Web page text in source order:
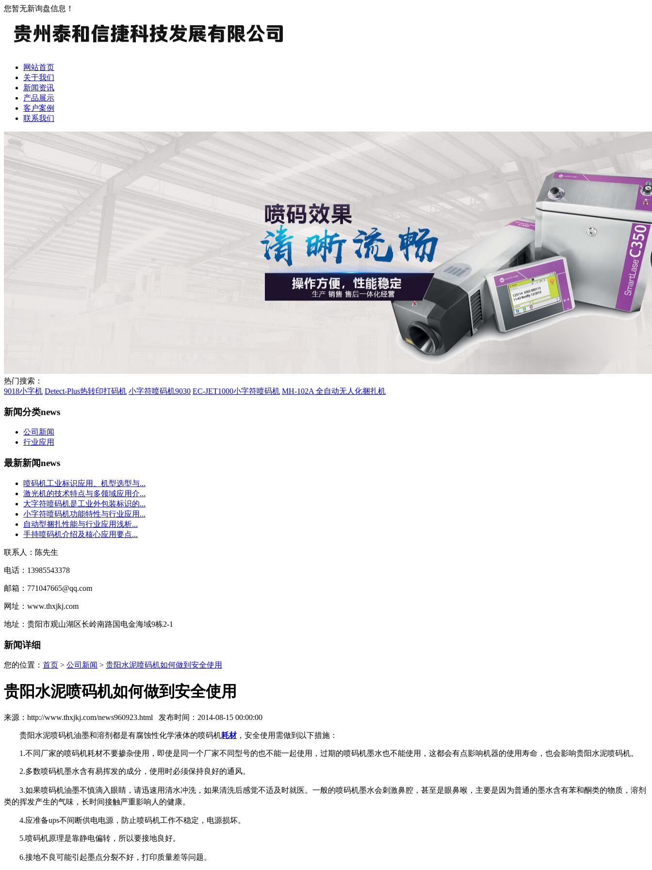
您暂无新询盘信息！
网站首页
关于我们
新闻资讯
产品展示
客户案例
联系我们
热门搜索：
9018小字机 Detect-Plus热转印打码机 小字符喷码机9030 EC-JET1000小字符喷码机 MH-102A 全自动无人化捆扎机
新闻分类news
公司新闻
行业应用
最新新闻news
喷码机工业标识应用、机型选型与...
激光机的技术特点与多领域应用介...
大字符喷码机是工业外包装标识的...
小字符喷码机功能特性与行业应用...
自动型捆扎性能与行业应用浅析...
手持喷码机介绍及核心应用要点...
联系人：陈先生
电话：13985543378
邮箱：771047665@qq.com
网址：www.thxjkj.com
地址：贵阳市观山湖区长岭南路国电金海域9栋2-1
新闻详细
您的位置： 首页 > 公司新闻 > 贵阳水泥喷码机如何做到安全使用
贵阳水泥喷码机如何做到安全使用
来源：http://www.thxjkj.com/news960923.html 发布时间：2014-08-15 00:00:00
贵阳水泥喷码机油墨和溶剂都是有腐蚀性化学液体的喷码机耗材，安全使用需做到以下措施：
1.不同厂家的喷码机耗材不要掺杂使用，即使是同一个厂家不同型号的也不能一起使用，过期的喷码机墨水也不能使用，这都会有点影响机器的使用寿命，也会影响贵阳水泥喷码机。
2.多数喷码机墨水含有易挥发的成分，使用时必须保持良好的通风。
3.如果喷码机油墨不慎滴入眼睛，请迅速用清水冲洗，如果清洗后感觉不适及时就医。一般的喷码机墨水会刺激鼻腔，甚至是眼鼻喉，主要是因为普通的墨水含有苯和酮类的物质，溶剂
类的挥发产生的气味，长时间接触严重影响人的健康。
4.应准备ups不间断供电电源，防止喷码机工作不稳定，电源损坏。
5.喷码机原理是靠静电偏转，所以要接地良好。
6.接地不良可能引起墨点分裂不好，打印质量差等问题。